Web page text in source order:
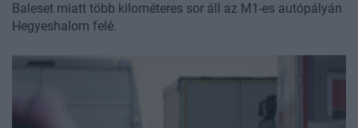
Baleset miatt több kilométeres sor áll az M1-es autópályán
Hegyeshalom felé.